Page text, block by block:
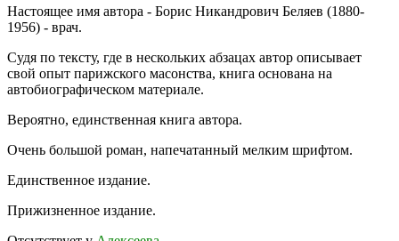
Настоящее имя автора - Борис Никандрович Беляев (1880-
1956) - врач.
Судя по тексту, где в нескольких абзацах автор описывает
свой опыт парижского масонства, книга основана на
автобиографическом материале.
Вероятно, единственная книга автора.
Очень большой роман, напечатанный мелким шрифтом.
Единственное издание.
Прижизненное издание.